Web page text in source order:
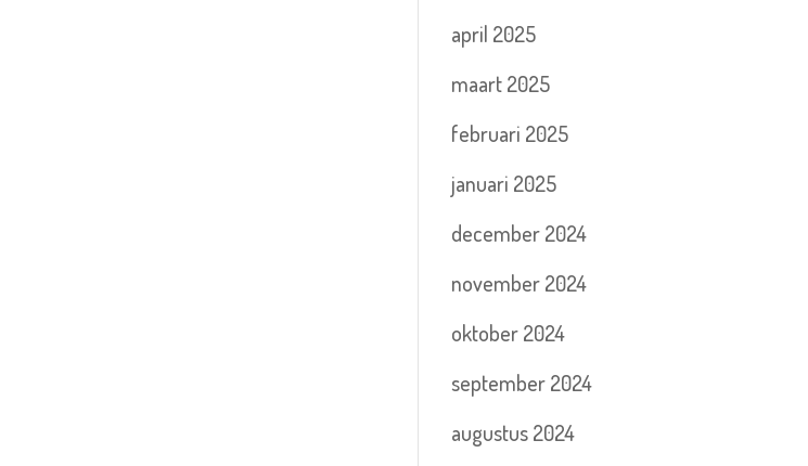
april 2025
maart 2025
februari 2025
januari 2025
december 2024
november 2024
oktober 2024
september 2024
augustus 2024